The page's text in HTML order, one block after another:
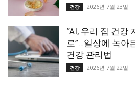
건강 2026년 7월 23일
“AI, 우리 집 건강
로”…일상에 녹아
건강 관리법
건강 2026년 7월 22일